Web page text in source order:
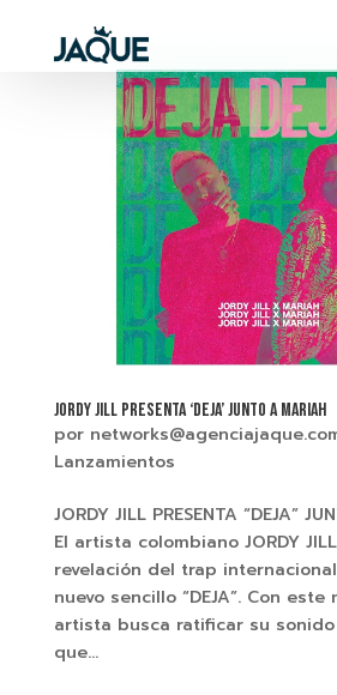
JORDY JILL PRESENTA ‘DEJA’ JUNTO A MARIAH
por
Lanzamientos
JORDY JILL PRESENTA “DEJA”
El artista colombiano JORDY
revelación del trap
nuevo sencillo “DEJA”. Con
artista busca ratificar su
que...